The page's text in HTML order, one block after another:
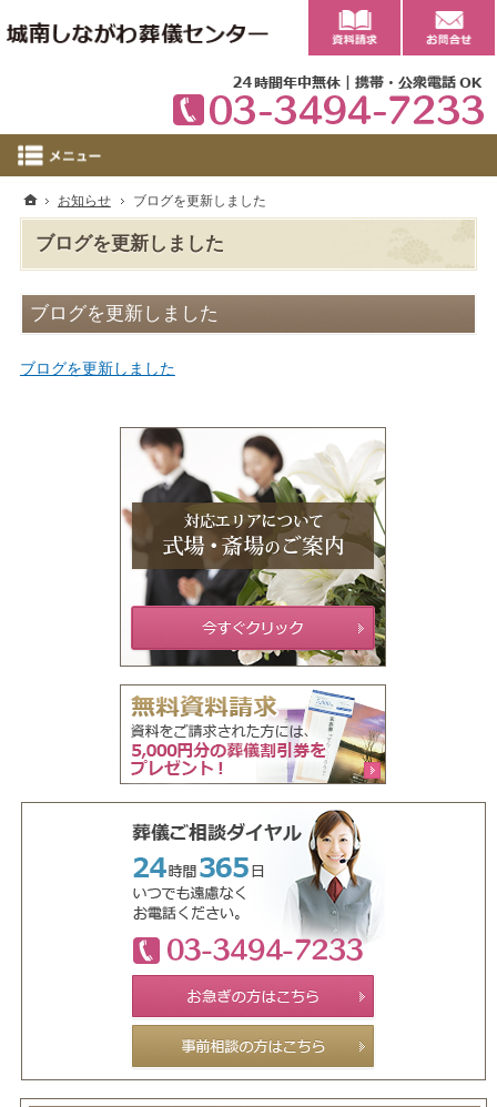
ブログを更新しました
ブログを更新しました
ブログを更新しました
ホーム
お知らせ ブログを更新しました